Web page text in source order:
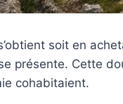
soit en
présente. Cette
cohabitaient.